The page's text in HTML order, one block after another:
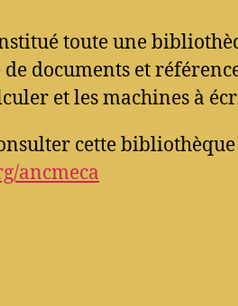
toute une
documents et
et les machines à
cette
ancmeca